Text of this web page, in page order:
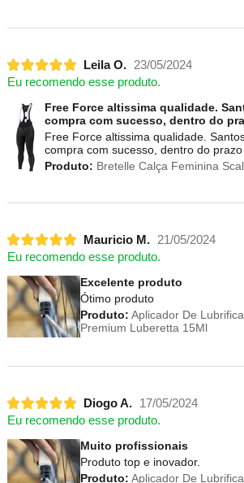
Leila O.
23/05/2024
Eu recomendo esse produto.
Free Force altissima qualidade.
compra com sucesso, dentro do
Free Force altissima qualidade.
compra com sucesso, dentro do prazo
Produto: Bretelle Calça Feminina
Mauricio M.
21/05/2024
Eu recomendo esse produto.
Excelente produto
Ótimo produto
Produto: Aplicador De
Premium Luberetta 15Ml
Diogo A.
17/05/2024
Eu recomendo esse produto.
Muito profissionais
Produto top e inovador.
Produto: Aplicador De